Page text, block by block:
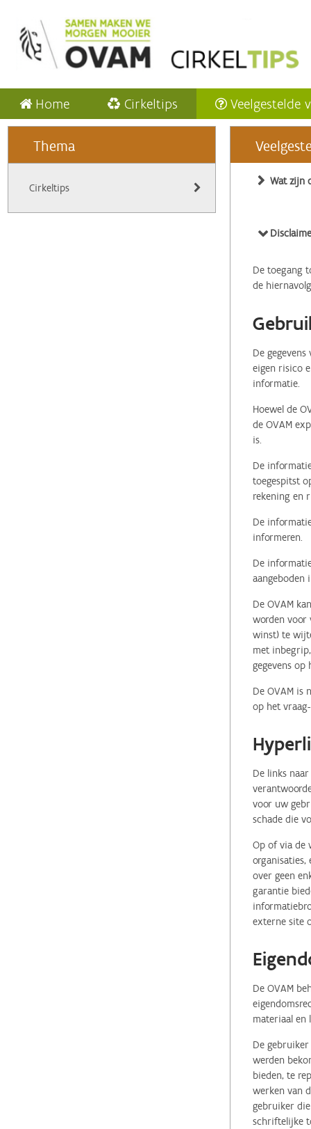
Home Cirkeltips Veelgestelde
Thema
Cirkeltips
Wat zijn
De toegang
de
De
eigen risico
informatie.
Hoewel de
de OVAM
is.
De
toegespitst
rekening en
De
informeren.
De
aangeboden
De OVAM
worden voor
winst) te
met
gegevens
De OVAM is
op het
De links
voor uw
schade die
Op of via de
organisaties,
over geen
garantie
externe site
De OVAM
materiaal en
De
werden
bieden, te
werken van
gebruiker
schriftelijke